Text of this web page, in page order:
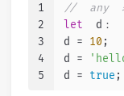
1
2
3
4
5
//  any  表
let
  d：
d = 10 ;
d =
d = true ;